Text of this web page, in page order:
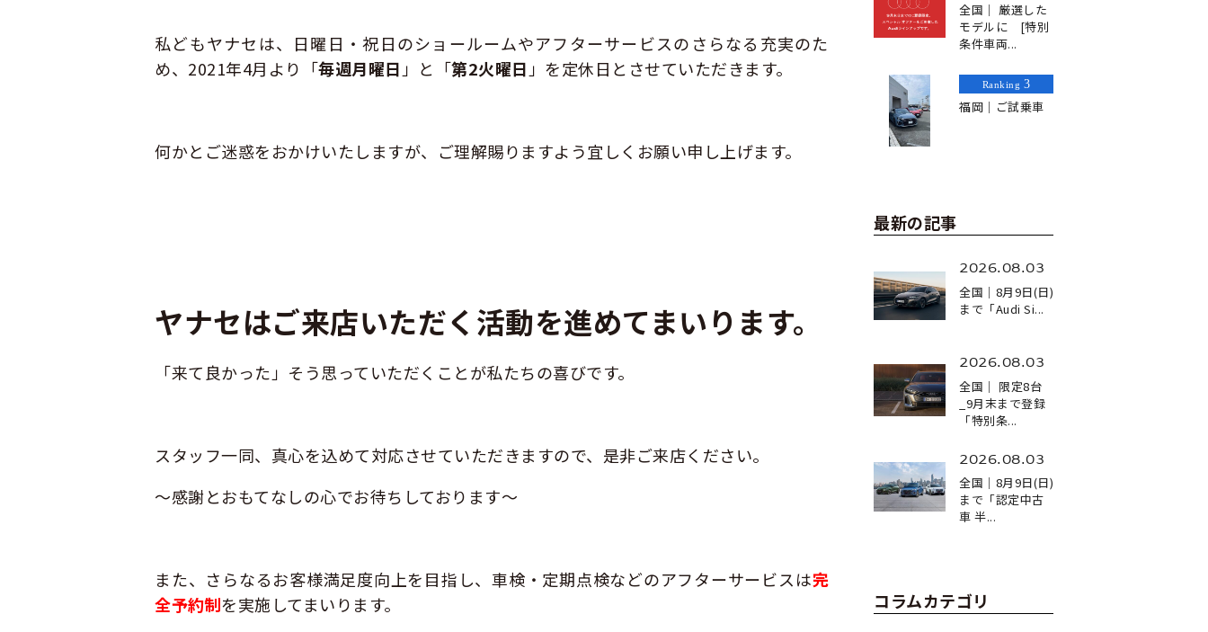
私どもヤナセは、日曜日・祝日のショールームやアフターサービスのさらなる充実のた
め、2021年4月より「毎週月曜日 」と「第2火曜日 」を定休日とさせていただきます。
何かとご迷惑をおかけいたしますが、ご理解賜りますよう宜しくお願い申し上げます。
ヤナセはご来店いただく活動を進めてまいります。
「来て良かった」そう思っていただくことが私たちの喜びです。
スタッフ一同、真心を込めて対応させていただきますので、是非ご来店ください。
～感謝とおもてなしの心でお待ちしております～
また、さらなるお客様満足度向上を目指し、車検・定期点検などのアフターサービスは完
全予約制を実施してまいります。
全国｜ 厳選した
モデルに [特別
条件車両...
Ranking 3
福岡｜ご試乗車
最新の記事
2026.08.03
全国｜8月9日(日)
まで「Audi Si...
2026.08.03
全国｜ 限定8台
_9月末まで登録
「特別条...
2026.08.03
全国｜8月9日(日)
まで「認定中古
車 半...
コラムカテゴリ